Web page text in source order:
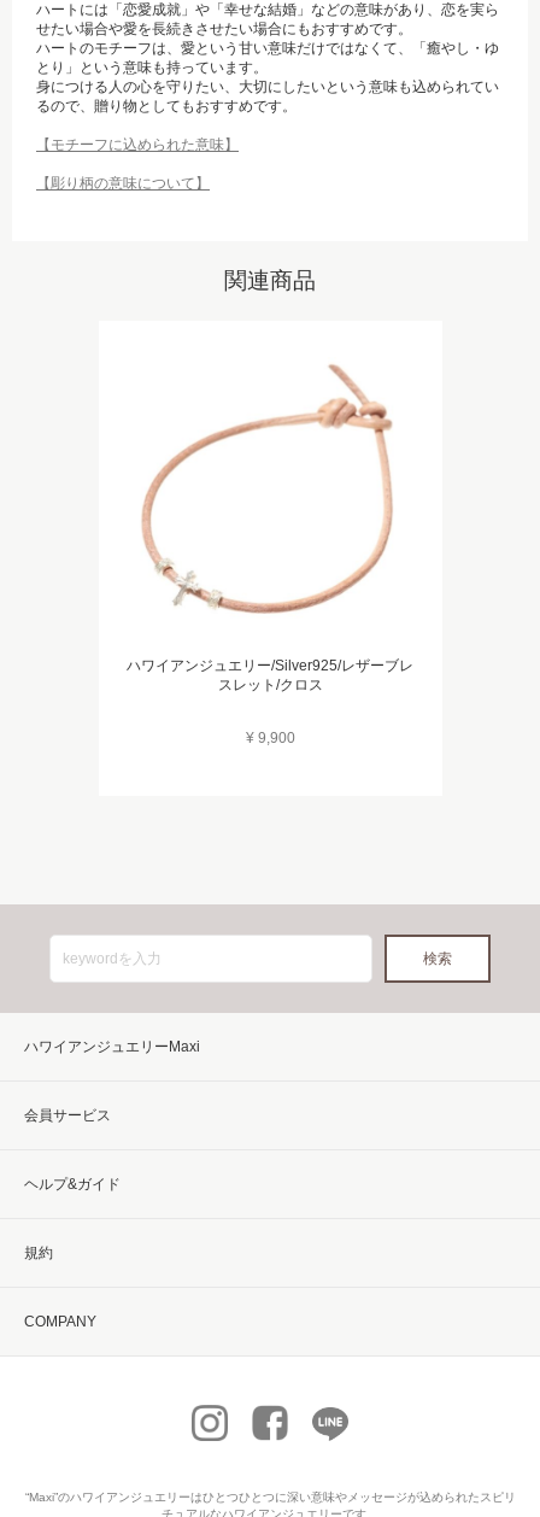
ハートには「恋愛成就」や「幸せな結婚」などの意味があり、恋を実ら
せたい場合や愛を長続きさせたい場合にもおすすめです。
ハートのモチーフは、愛という甘い意味だけではなくて、「癒やし・ゆ
とり」という意味も持っています。
身につける人の心を守りたい、大切にしたいという意味も込められてい
るので、贈り物としてもおすすめです。
【モチーフに込められた意味】
【彫り柄の意味について】
関連商品
ハワイアンジュエリー/Silver925/レザーブレ
スレット/クロス
¥ 9,900
ハワイアンジュエリーMaxi
会員サービス
ヘルプ&ガイド
規約
COMPANY
“Maxi”のハワイアンジュエリーはひとつひとつに深い意味やメッセージが込められたスピリ